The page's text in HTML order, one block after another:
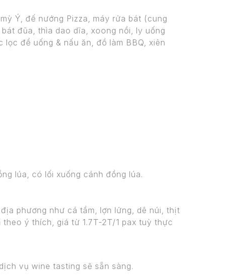
Ý, đế nướng Pizza, máy rửa bát (cung
đũa, thìa dao dĩa, xoong nồi, ly uống
để uống & nấu ăn, đồ làm BBQ, xiên
lúa, có lối xuống cánh đồng lúa.
phương như cá tầm, lợn lửng, dê núi, thịt
ý thích, giá từ 1.7T-2T/1 pax tuỳ thực
vụ wine tasting sẽ sẵn sàng.